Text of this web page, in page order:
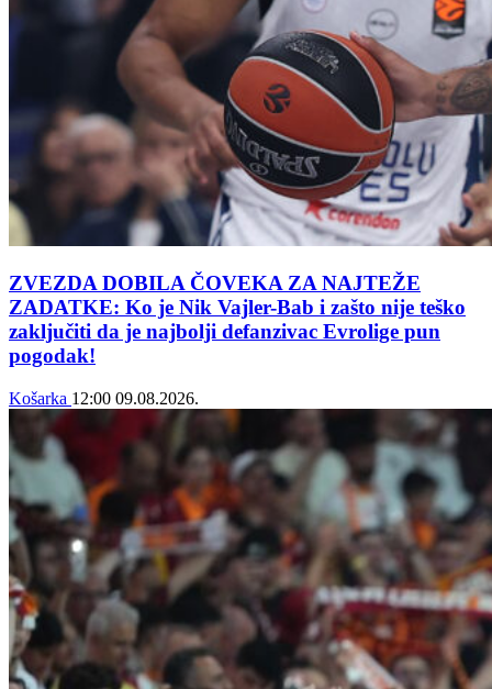
ZVEZDA DOBILA ČOVEKA ZA NAJTEŽE
ZADATKE: Ko je Nik Vajler-Bab i zašto nije teško
zaključiti da je najbolji defanzivac Evrolige pun
pogodak!
Košarka 12:00 09.08.2026.